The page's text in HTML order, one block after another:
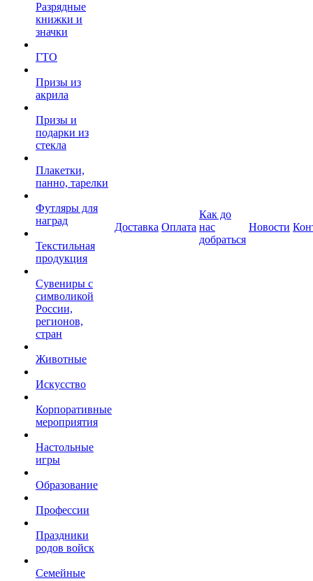
Разрядные
книжки и
значки
ГТО
Призы из
акрила
Призы и
подарки из
стекла
Плакетки,
панно, тарелки
Футляры для
наград
Текстильная
продукция
Сувениры с
символикой
России,
регионов,
стран
Животные
Искусство
Корпоративные
мероприятия
Настольные
игры
Образование
Профессии
Праздники
родов войск
Семейные
Доставка Оплата
Как до
нас
добраться
Новости